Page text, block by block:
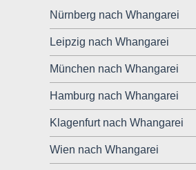
Nürnberg nach Whangarei
Leipzig nach Whangarei
München nach Whangarei
Hamburg nach Whangarei
Klagenfurt nach Whangarei
Wien nach Whangarei